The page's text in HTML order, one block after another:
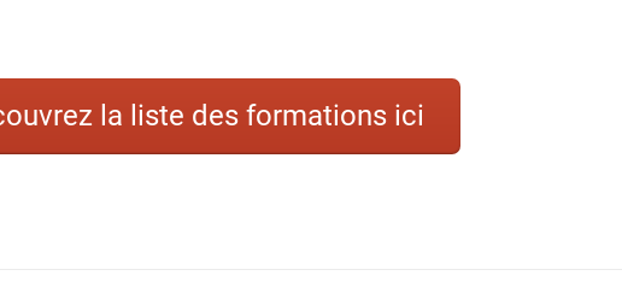
la liste des formations ici